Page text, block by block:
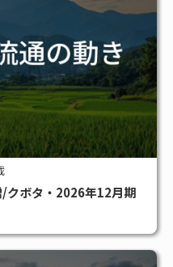
クボタ・2026年12月期